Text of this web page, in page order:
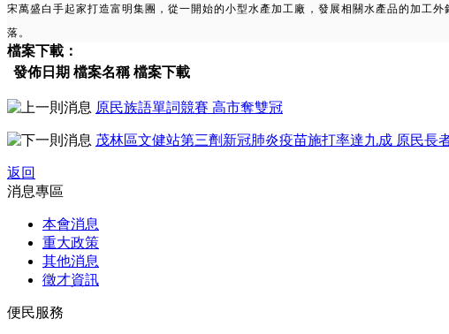
宋萬盛白手起家打造富明集團，從一開始的小型水產加工廠，發展相關水產品的加工
落。
檔案下載：
發佈日期 檔案名稱 檔案下載
原民族語單詞競賽 高市奪雙冠
茂林區文健站第三劑新冠肺炎疫苗施打率達九成 原民長
返回
消息專區
本會消息
重大政策
其他消息
徵才資訊
便民服務